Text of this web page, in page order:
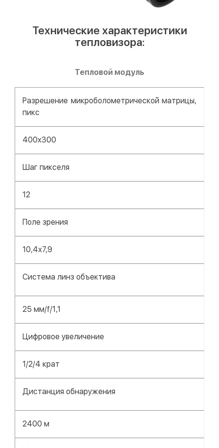
Технические характеристики
тепловизора:
Тепловой модуль
Разрешение микроболометрической матрицы,
пикс
400x300
Шаг пикселя
12
Поле зрения
10,4х7,9
Система линз объектива
25 мм/f/1,1
Цифровое увеличение
1/2/4 крат
Дистанция обнаружения
2400 м